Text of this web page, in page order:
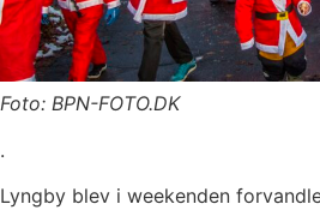
Foto: BPN-FOTO.DK
.
Lyngby blev i weekenden